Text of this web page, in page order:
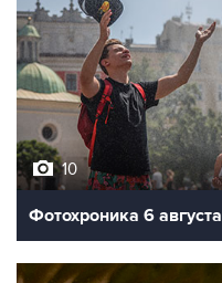
10
Фотохроника 6 августа